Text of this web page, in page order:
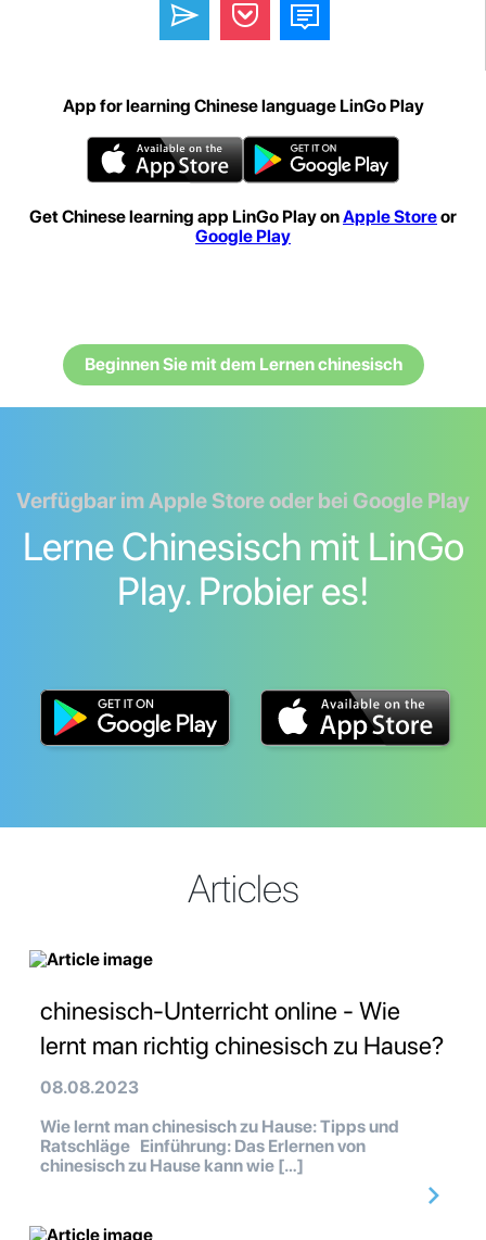
App for learning Chinese language LinGo Play
Get Chinese learning app LinGo Play onApple Storeor
Google Play
Beginnen Sie mit dem Lernen chinesisch
Verfügbar im Apple Store oder bei Google Play
Lerne Chinesisch mit LinGo
Play. Probier es!
Articles
chinesisch-Unterricht online - Wie
lernt man richtig chinesisch zu Hause?
08.08.2023
Wie lernt man chinesisch zu Hause: Tipps und
Ratschläge Einführung: Das Erlernen von
chinesisch zu Hause kann wie […]